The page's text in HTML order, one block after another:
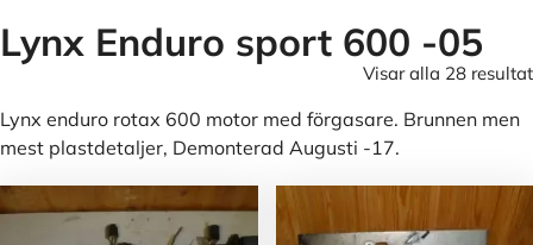
Lynx Enduro sport 600 -05
Visar alla 28 resultat
Lynx enduro rotax 600 motor med förgasare. Brunnen men
mest plastdetaljer, Demonterad Augusti -17.